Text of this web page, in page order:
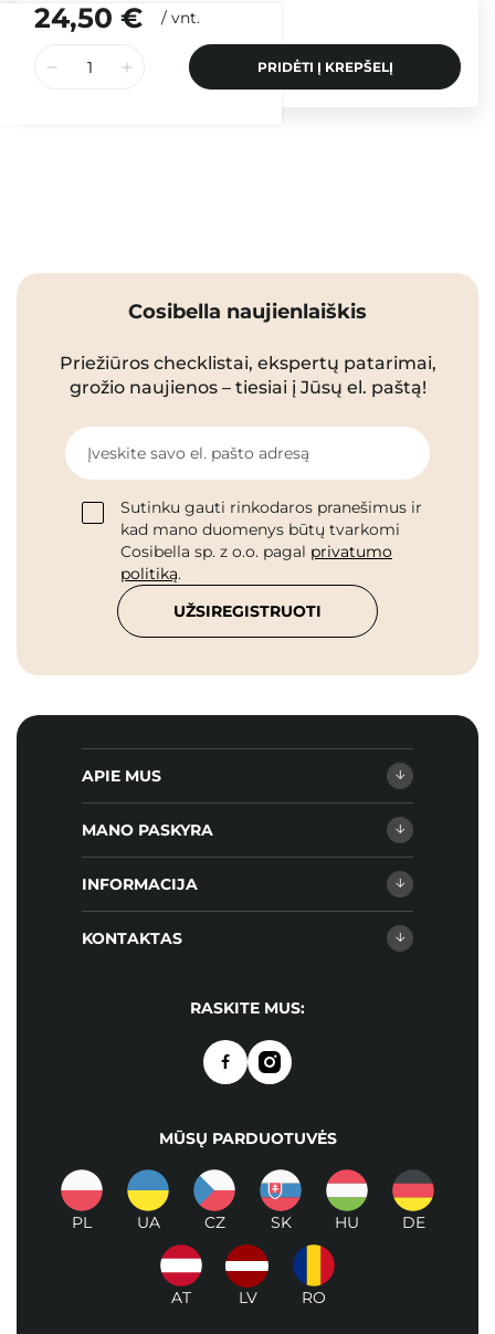
24,50 € / vnt.
PRIDĖTI Į KREPŠELĮ
Cosibella naujienlaiškis
Priežiūros checklistai, ekspertų patarimai,
grožio naujienos – tiesiai į Jūsų el. paštą!
Įveskite savo el. pašto adresą
Sutinku gauti rinkodaros pranešimus ir
kad mano duomenys būtų tvarkomi
Cosibella sp. z o.o. pagal privatumo
politiką.
UŽSIREGISTRUOTI
APIE MUS
MANO PASKYRA
INFORMACIJA
KONTAKTAS
RASKITE MUS:
MŪSŲ PARDUOTUVĖS
PL UA CZ SK HU DE
AT LV RO